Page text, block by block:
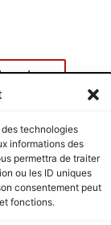
technologies
informations des
permettra de traiter
ou les ID uniques
consentement peut
fonctions.
auteur
SUIVANT
NOUS